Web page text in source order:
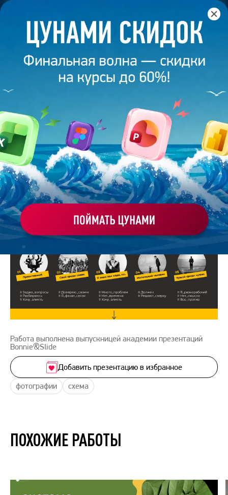
Главная /Банк слайдов / Презентация 237 – Олеся
ПРЕЗЕНТАЦИЯ 237 - ОЛЕСЯ
ЛЫСЕНКО
Моё избранное
Работа
студента
ХОЧУ ЗАКАЗАТЬ ТАКУЮ ПРЕЗЕНТАЦИЮ
Работа выполнена выпускницей академии презентаций
Bonnie&Slide
фотографии схема
Добавить презентацию в избранное
ПОХОЖИЕ РАБОТЫ